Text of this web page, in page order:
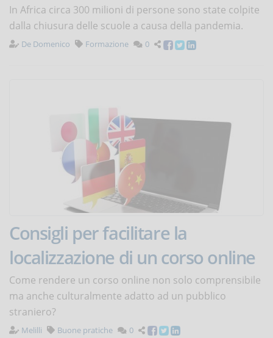
In Africa circa 300 milioni di persone sono state colpite
dalla chiusura delle scuole a causa della pandemia.
De Domenico Formazione 0
Consigli per facilitare la
localizzazione di un corso online
Come rendere un corso online non solo comprensibile
ma anche culturalmente adatto ad un pubblico
straniero?
Melilli Buone pratiche 0